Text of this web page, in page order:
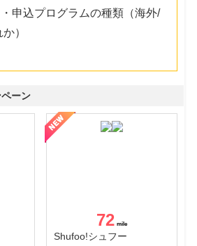
申込プログラムの種類（海外/
）
ーン
72
Shufoo!シュフー